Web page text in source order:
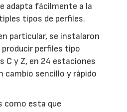
adapta fácilmente a la
tipos de perfiles.
particular, se instalaron
perfiles tipo
C y Z, en 24 estaciones
cambio sencillo y rápido
como esta que